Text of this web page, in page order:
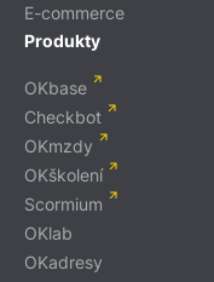
E-commerce
Produkty
OKbase
Checkbot
OKmzdy
OKškolení
Scormium
OKlab
OKadresy